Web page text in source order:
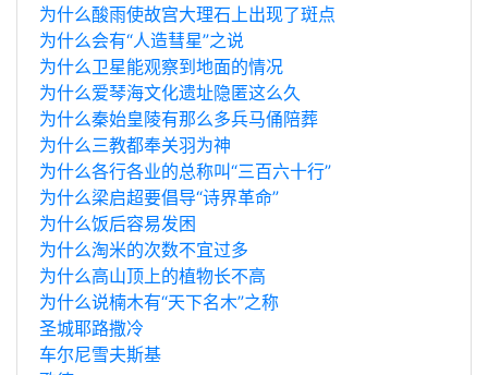
为什么酸雨使故宫大理石上出现了斑点
为什么会有“人造彗星”之说
为什么卫星能观察到地面的情况
为什么爱琴海文化遗址隐匿这么久
为什么秦始皇陵有那么多兵马俑陪葬
为什么三教都奉关羽为神
为什么各行各业的总称叫“三百六十行”
为什么梁启超要倡导“诗界革命”
为什么饭后容易发困
为什么淘米的次数不宜过多
为什么高山顶上的植物长不高
为什么说楠木有“天下名木”之称
圣城耶路撒冷
车尔尼雪夫斯基